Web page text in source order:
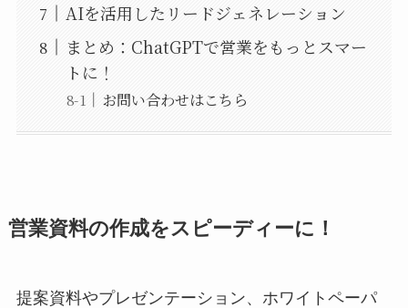
AIを活用したリードジェネレーション
まとめ：ChatGPTで営業をもっとスマー
トに！
お問い合わせはこちら
営業資料の作成をスピーディーに！
提案資料やプレゼンテーション、ホワイトペーパ